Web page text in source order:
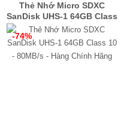
Thẻ Nhớ Micro SDXC
SanDisk UHS-1 64GB Class
10 - 80MB/s - Hàng Chính
Hãng
-74%